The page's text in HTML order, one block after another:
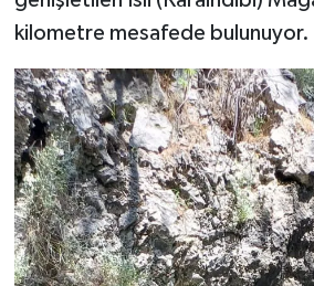
kilometre mesafede bulunuyor.